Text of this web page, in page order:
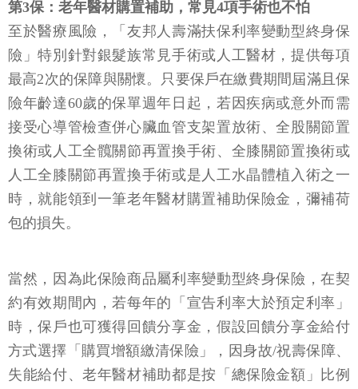
第3保：老年醫材購置補助，常見4項手術也不怕
至於醫療風險，「友邦人壽滿扶保利率變動型終身保
險」特別針對銀髮族常見手術或人工醫材，提供每項
最高2次的保障與關懷。只要保戶在繳費期間屆滿且保
險年齡達60歲的保單週年日起，若因疾病或意外而需
接受心導管檢查併心臟血管支架置放術、全股關節置
換術或人工全髖關節再置換手術、全膝關節置換術或
人工全膝關節再置換手術或是人工水晶體植入術之一
時，就能領到一筆老年醫材購置補助保險金，彌補荷
包的損失。
當然，因為此保險商品屬利率變動型終身保險，在契
約有效期間內，若每年的「宣告利率大於預定利率」
時，保戶也可獲得回饋分享金，假設回饋分享金給付
方式選擇「購買增額繳清保險」，因身故/祝壽保障、
失能給付、老年醫材補助都是按「總保險金額」比例